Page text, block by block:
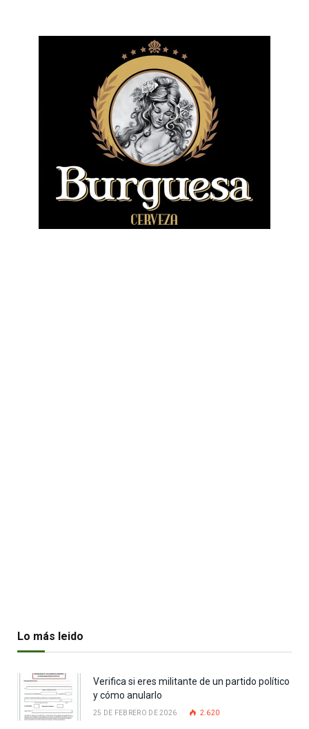
Lo más leido
Verifica si eres militante de un partido político
y cómo anularlo
25 DE FEBRERO DE 2026 2.620